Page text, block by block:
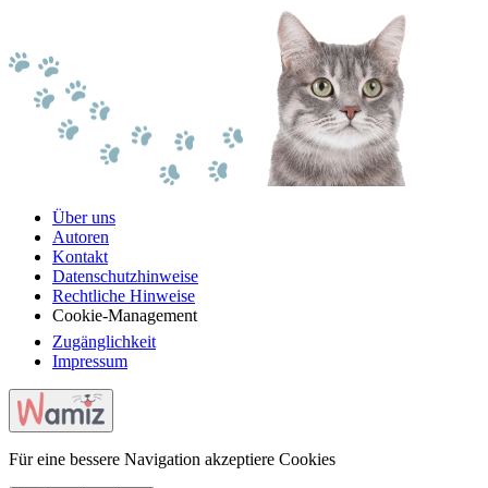
Über uns
Autoren
Kontakt
Datenschutzhinweise
Rechtliche Hinweise
Cookie-Management
Zugänglichkeit
Impressum
Für eine bessere Navigation akzeptiere Cookies